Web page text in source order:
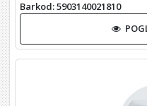
Barkod: 5903140021810